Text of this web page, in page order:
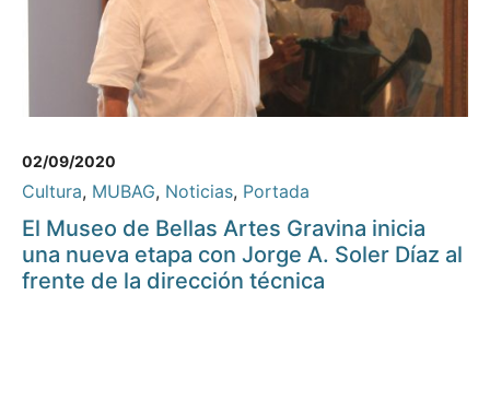
02/09/2020
Cultura, MUBAG, Noticias, Portada
El Museo de Bellas Artes Gravina inicia
una nueva etapa con Jorge A. Soler Díaz al
frente de la dirección técnica